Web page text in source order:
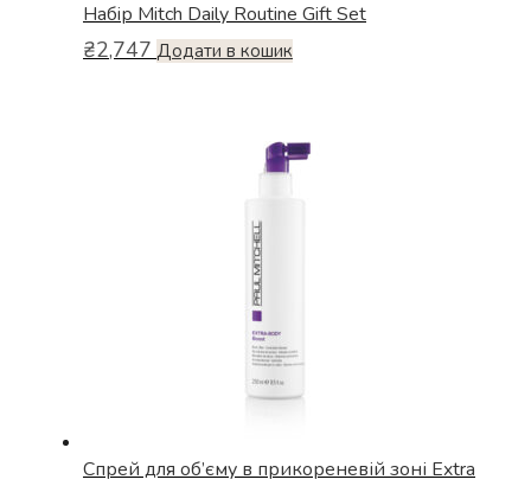
Набiр Mitch Daily Routine Gift Set
₴2,747 Додати в кошик
Спрей для об’єму в прикореневій зоні Extra